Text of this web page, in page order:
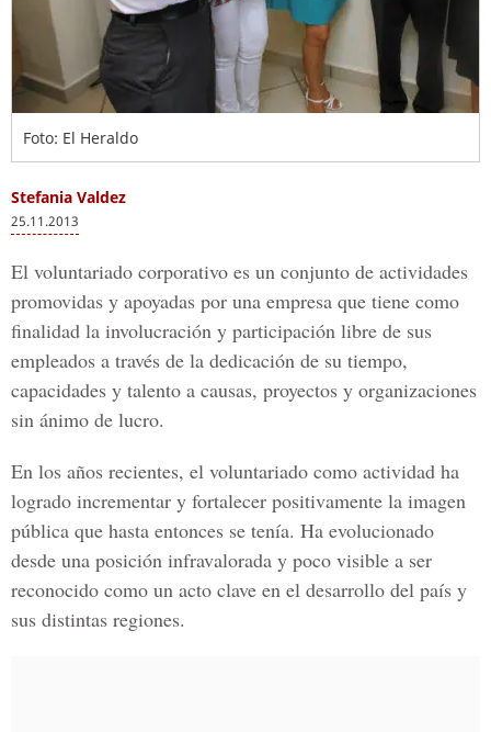
Foto: El Heraldo
Stefania Valdez
25.11.2013
El voluntariado corporativo es un conjunto de actividades
promovidas y apoyadas por una empresa que tiene como
finalidad la involucración y participación libre de sus
empleados a través de la dedicación de su tiempo,
capacidades y talento a causas, proyectos y organizaciones
sin ánimo de lucro.
En los años recientes, el voluntariado como actividad ha
logrado incrementar y fortalecer positivamente la imagen
pública que hasta entonces se tenía. Ha evolucionado
desde una posición infravalorada y poco visible a ser
reconocido como un acto clave en el desarrollo del país y
sus distintas regiones.